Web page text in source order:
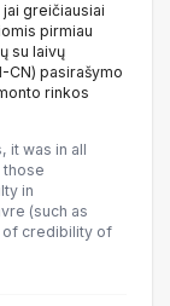
jai greičiausiai
pirmiau
su laivų
CN) pasirašymo
rinkos
it was in all
those
in
(such as
of credibility of